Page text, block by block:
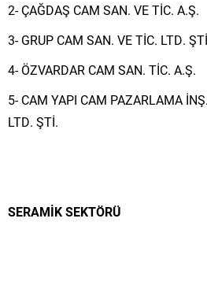
2- ÇAĞDAŞ CAM SAN. VE TİC. A.Ş.
3- GRUP CAM SAN. VE TİC. LTD.
4- ÖZVARDAR CAM SAN. TİC. A.Ş.
5- CAM YAPI CAM PAZARLAMA
LTD. ŞTİ.
SERAMİK SEKTÖRÜ